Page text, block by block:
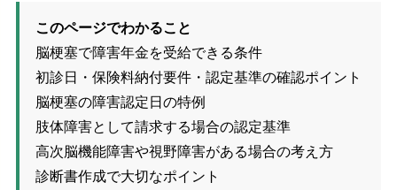
このページでわかること
脳梗塞で障害年金を受給できる条件
初診日・保険料納付要件・認定基準の確認ポイント
脳梗塞の障害認定日の特例
肢体障害として請求する場合の認定基準
高次脳機能障害や視野障害がある場合の考え方
診断書作成で大切なポイント